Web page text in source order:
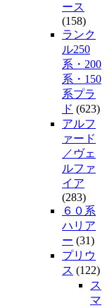
ース
(158)
ランク
ル250
系・200
系・150
系プラ
ド (623)
アルフ
ァード
／ヴェ
ルファ
イア
(283)
６０系
ハリア
ー (31)
プリウ
ス (122)
ス
マ